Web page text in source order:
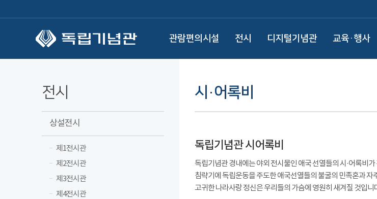
관람편의시설 전시 디지털기념관 교육·행사
전시
상설전시
제1전시관
제2전시관
제3전시관
제4전시관
시·어록비
독립기념관 시어록비
독립기념관 경내에는 야외 전시물인 애국 선열들의 시·어록비
침략기에 독립운동을 주도한 애국선열들의 불굴의 민족혼과 자
고귀한 나라사랑 정신은 우리들의 가슴에 영원히 새겨질 것입니